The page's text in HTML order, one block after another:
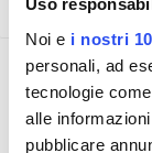
Noi e i nostri
personali, ad
tecnologie
alle
pubblicare